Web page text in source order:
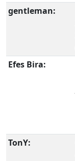
gentleman:
Efes Bira:
TonY: